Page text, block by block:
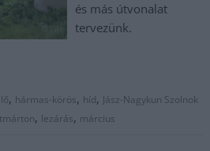
és más útvonalat
tervezünk.
, hármas-körös, híd, Jász-Nagykun Szolnok
, lezárás, március